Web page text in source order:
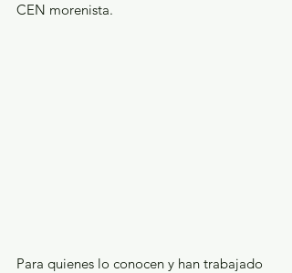
CEN morenista.
Para quienes lo conocen y han trabajado